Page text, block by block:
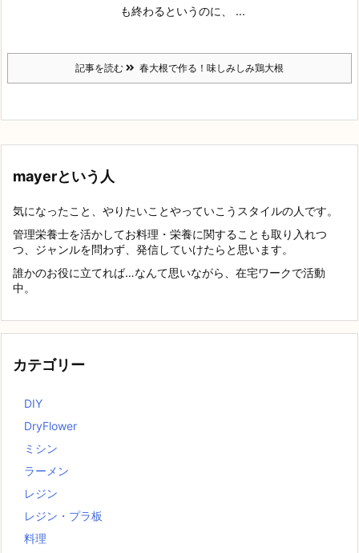
も終わるというのに、 ...
記事を読む 春大根で作る！味しみしみ鶏大根
mayerという人
気になったこと、やりたいことやっていこうスタイルの人です。
管理栄養士を活かしてお料理・栄養に関することも取り入れつ
つ、ジャンルを問わず、発信していけたらと思います。
誰かのお役に立てれば…なんて思いながら、在宅ワークで活動
中。
カテゴリー
DIY
DryFlower
ミシン
ラーメン
レジン
レジン・プラ板
料理